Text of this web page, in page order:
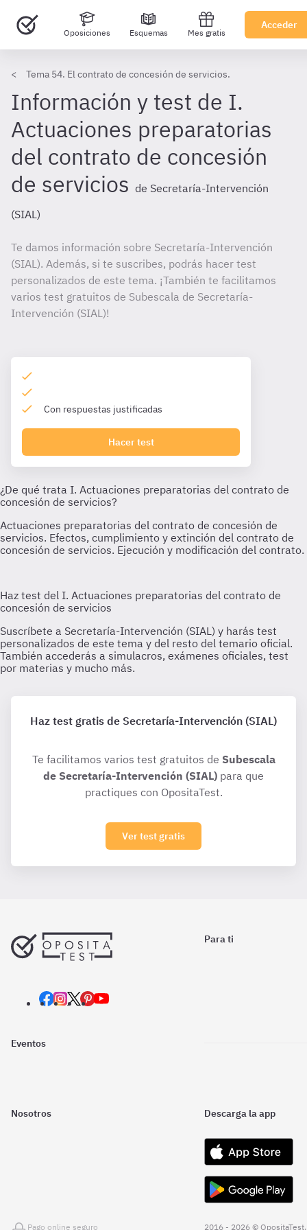
Oposiciones Esquemas Mes gratis
Acceder
Tema 54. El contrato de concesión de servicios.
Información y test de I.
Actuaciones preparatorias
del contrato de concesión
de servicios de Secretaría-Intervención
(SIAL)
Te damos información sobre Secretaría-Intervención
(SIAL). Además, si te suscribes, podrás hacer test
personalizados de este tema. ¡También te facilitamos
varios test gratuitos de Subescala de Secretaría-
Intervención (SIAL)!
Con respuestas justificadas
Hacer test
Haz test gratis de Secretaría-Intervención (SIAL)
Te facilitamos varios test gratuitos de Subescala
de Secretaría-Intervención (SIAL) para que
practiques con OpositaTest.
Ver test gratis
Para ti
Eventos
Nosotros Descarga la app
Pago online seguro 2016 - 2026 © OpositaTest.